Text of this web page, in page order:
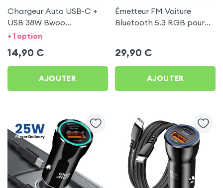
Chargeur Auto USB-C +
USB 38W Bwoo
Transparent pour Xiaomi
+ 1 option
14,90 €
AJOUTER
Émetteur FM Voiture
Bluetooth 5.3 RGB pour
29,90 €
AJOUTER